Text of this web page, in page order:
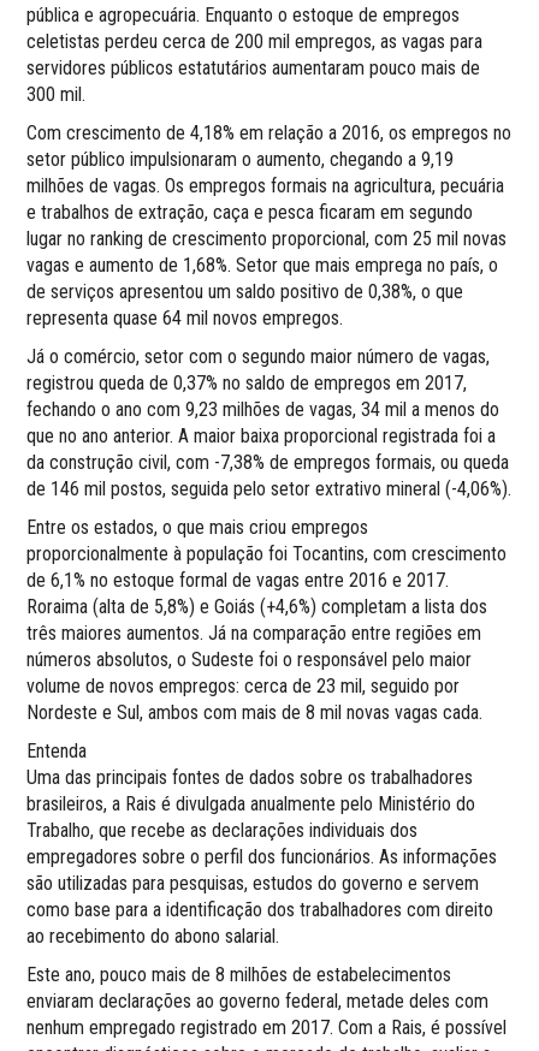
pública e agropecuária. Enquanto o estoque de empregos
celetistas perdeu cerca de 200 mil empregos, as vagas para
servidores públicos estatutários aumentaram pouco mais de
300 mil.
Com crescimento de 4,18% em relação a 2016, os empregos no
setor público impulsionaram o aumento, chegando a 9,19
milhões de vagas. Os empregos formais na agricultura, pecuária
e trabalhos de extração, caça e pesca ficaram em segundo
lugar no ranking de crescimento proporcional, com 25 mil novas
vagas e aumento de 1,68%. Setor que mais emprega no país, o
de serviços apresentou um saldo positivo de 0,38%, o que
representa quase 64 mil novos empregos.
Já o comércio, setor com o segundo maior número de vagas,
registrou queda de 0,37% no saldo de empregos em 2017,
fechando o ano com 9,23 milhões de vagas, 34 mil a menos do
que no ano anterior. A maior baixa proporcional registrada foi a
da construção civil, com -7,38% de empregos formais, ou queda
de 146 mil postos, seguida pelo setor extrativo mineral (-4,06%).
Entre os estados, o que mais criou empregos
proporcionalmente à população foi Tocantins, com crescimento
de 6,1% no estoque formal de vagas entre 2016 e 2017.
Roraima (alta de 5,8%) e Goiás (+4,6%) completam a lista dos
três maiores aumentos. Já na comparação entre regiões em
números absolutos, o Sudeste foi o responsável pelo maior
volume de novos empregos: cerca de 23 mil, seguido por
Nordeste e Sul, ambos com mais de 8 mil novas vagas cada.
Entenda
Uma das principais fontes de dados sobre os trabalhadores
brasileiros, a Rais é divulgada anualmente pelo Ministério do
Trabalho, que recebe as declarações individuais dos
empregadores sobre o perfil dos funcionários. As informações
são utilizadas para pesquisas, estudos do governo e servem
como base para a identificação dos trabalhadores com direito
ao recebimento do abono salarial.
Este ano, pouco mais de 8 milhões de estabelecimentos
enviaram declarações ao governo federal, metade deles com
nenhum empregado registrado em 2017. Com a Rais, é possível